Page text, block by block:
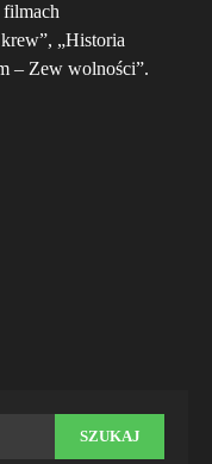
filmach
„Historia
– Zew wolności”.